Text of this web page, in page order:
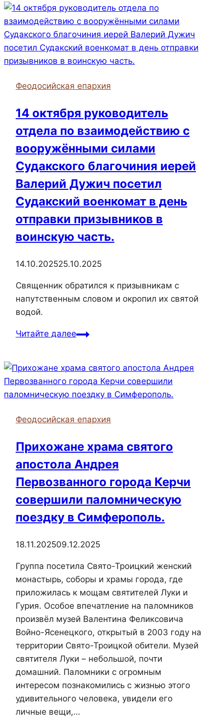
и
Феодосийской
епархий
Крымской
митрополии
Феодосийская епархия
14 октября руководитель
отдела по взаимодействию с
вооружёнными силами
Судакского благочиния иерей
Валерий Дужич посетил
Судакский военкомат в день
отправки призывников в
воинскую часть.
14.10.202525.10.2025
Священник обратился к призывникам с
напутственным словом и окропил их святой
водой.
Читайте далее14
отдела
по
взаимодействию
вооружёнными
Судакского
благочиния
иерей
Дужич
посетил
военкомат
день
отправки
призывников
в
воинскую
часть.
Феодосийская епархия
Прихожане храма святого
апостола Андрея
Первозванного города Керчи
совершили паломническую
поездку в Симферополь.
18.11.202509.12.2025
Группа посетила Свято-Троицкий женский
монастырь, соборы и храмы города, где
приложилась к мощам святителей Луки и
Гурия. Особое впечатление на паломников
произвёл музей Валентина Феликсовича
Войно-Ясенецкого, открытый в 2003 году на
территории Свято-Троицкой обители. Музей
святителя Луки – небольшой, почти
домашний. Паломники с огромным
интересом познакомились с жизнью этого
удивительного человека, увидели его
личные вещи,…